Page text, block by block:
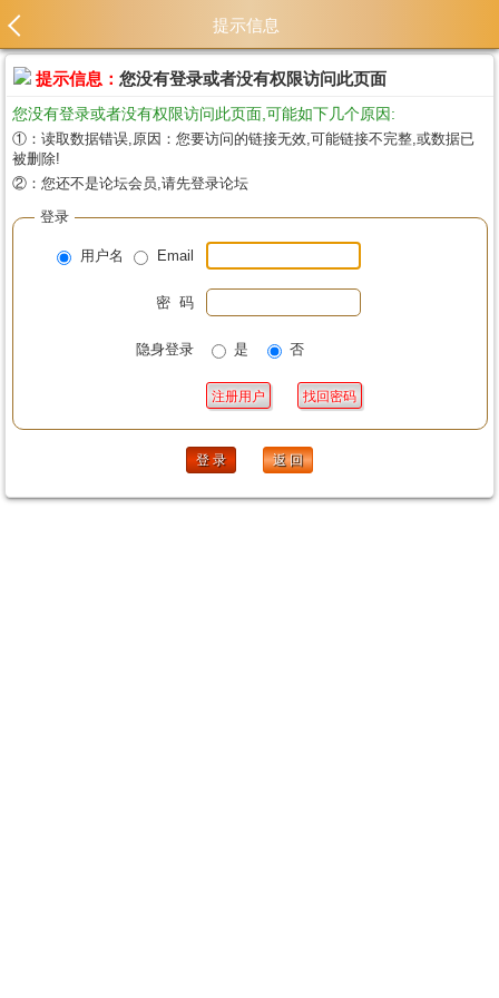
提示信息
提示信息： 您没有登录或者没有权限访问此页面
您没有登录或者没有权限访问此页面,可能如下几个原因:
①：读取数据错误,原因：您要访问的链接无效,可能链接不完整,或数据已
被删除!
②：您还不是论坛会员,请先登录论坛
登录
用户名 Email
密 码
隐身登录 是 否